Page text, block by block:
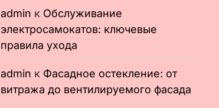
admin к Обслуживание
электросамокатов: ключевые
правила ухода
admin к Фасадное остекление: от
витража до вентилируемого фасада